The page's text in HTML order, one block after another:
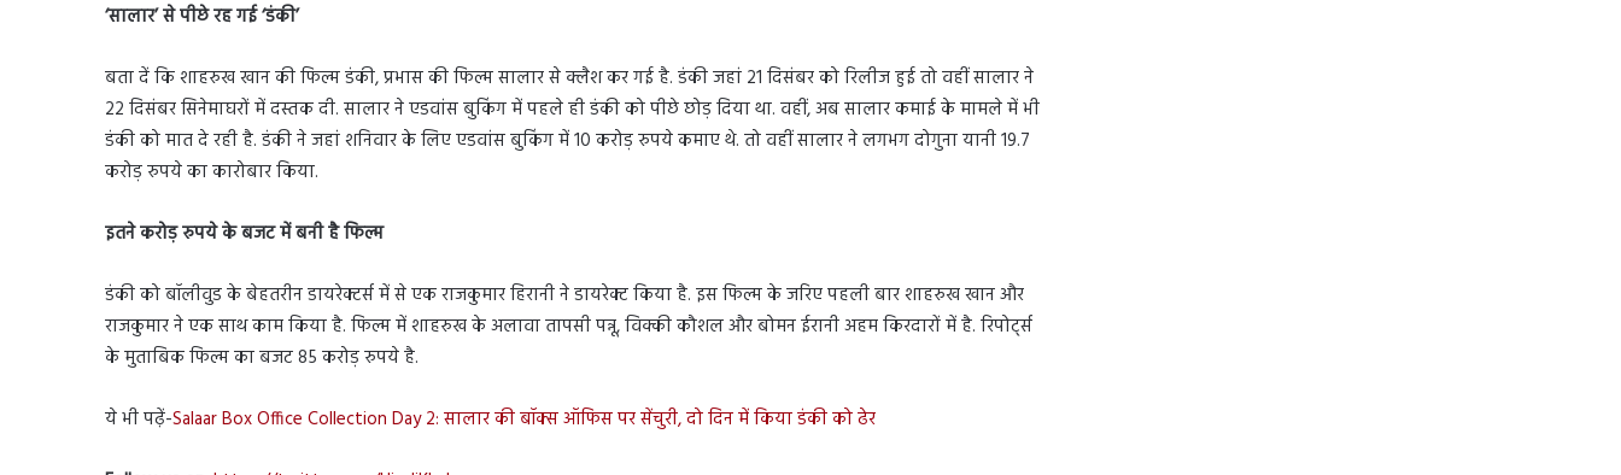
‘सालार’ से पीछे रह गई ‘डंकी’
बता दें कि शाहरुख खान की फिल्म डंकी, प्रभास की फिल्म सालार से क्लैश कर गई है. डंकी जहां 21 दिसंबर को रिलीज हुई तो वहीं सालार ने
22 दिसंबर सिनेमाघरों में दस्तक दी. सालार ने एडवांस बुकिंग में पहले ही डंकी को पीछे छोड़ दिया था. वहीं, अब सालार कमाई के मामले में भी
डंकी को मात दे रही है. डंकी ने जहां शनिवार के लिए एडवांस बुकिंग में 10 करोड़ रुपये कमाए थे. तो वहीं सालार ने लगभग दोगुना यानी 19.7
करोड़ रुपये का कारोबार किया.
इतने करोड़ रुपये के बजट में बनी है फिल्म
डंकी को बॉलीवुड के बेहतरीन डायरेक्टर्स में से एक राजकुमार हिरानी ने डायरेक्ट किया है. इस फिल्म के जरिए पहली बार शाहरुख खान और
राजकुमार ने एक साथ काम किया है. फिल्म में शाहरुख के अलावा तापसी पन्नू, विक्की कौशल और बोमन ईरानी अहम किरदारों में है. रिपोर्ट्स
के मुताबिक फिल्म का बजट 85 करोड़ रुपये है.
ये भी पढ़ें-Salaar Box Office Collection Day 2: सालार की बॉक्स ऑफिस पर सेंचुरी, दो दिन में किया डंकी को ढेर